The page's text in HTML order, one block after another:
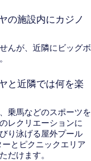
の施設内にカジノ
んが、近隣にビッグボ
と近隣では何を楽
乗馬などのスポーツを
レクリエーションに
り泳げる屋外プール
とピクニックエリア
だけます。